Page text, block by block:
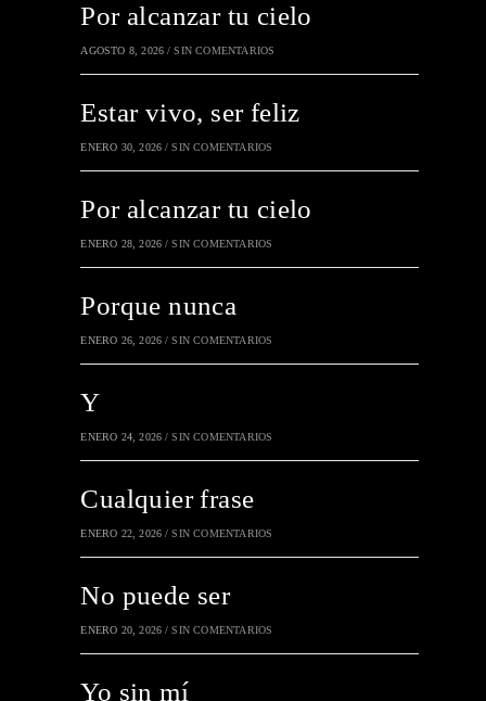
Por alcanzar tu cielo
AGOSTO 8, 2026 / SIN COMENTARIOS
Estar vivo, ser feliz
ENERO 30, 2026 / SIN COMENTARIOS
Por alcanzar tu cielo
ENERO 28, 2026 / SIN COMENTARIOS
Porque nunca
ENERO 26, 2026 / SIN COMENTARIOS
Y
ENERO 24, 2026 / SIN COMENTARIOS
Cualquier frase
ENERO 22, 2026 / SIN COMENTARIOS
No puede ser
ENERO 20, 2026 / SIN COMENTARIOS
Yo sin mí